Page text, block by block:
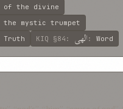
of the divine
the mystic trumpet
Truth KIQ §84 : الهی : Word